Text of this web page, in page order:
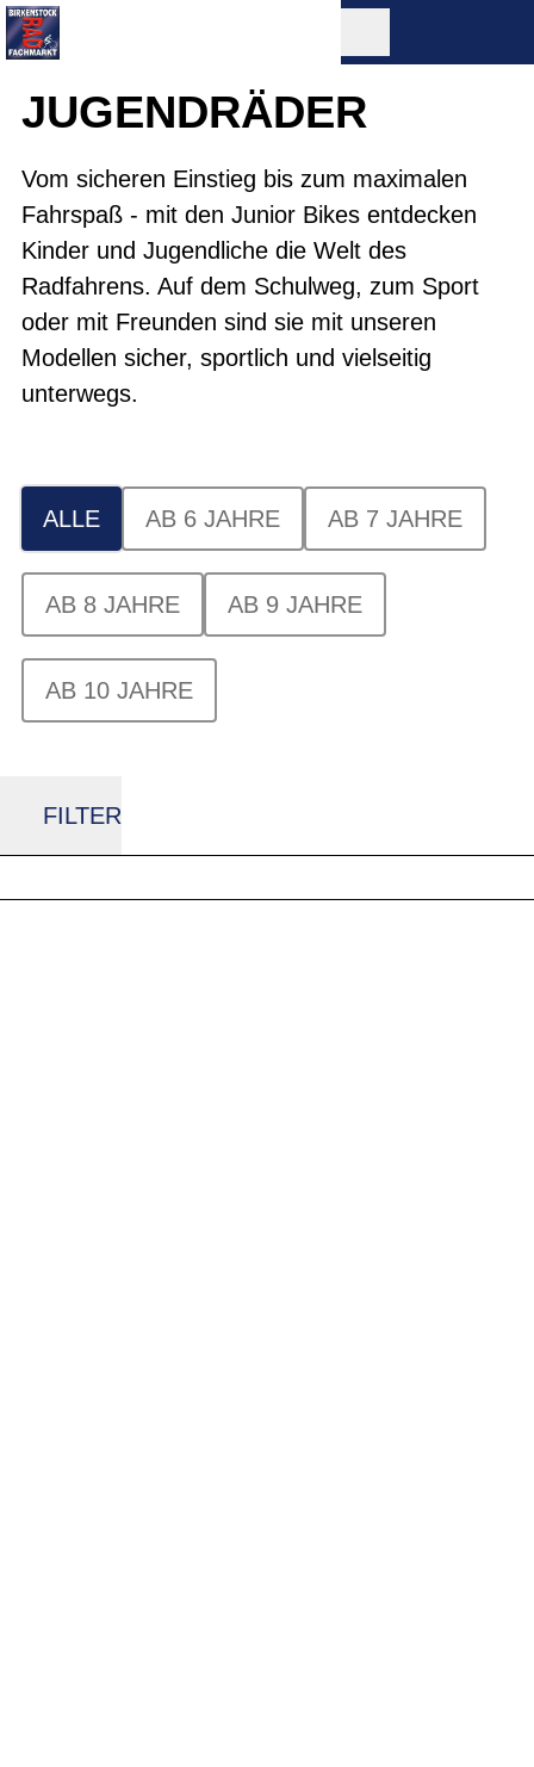
JUGENDRÄDER
Vom sicheren Einstieg bis zum maximalen
Fahrspaß - mit den Junior Bikes entdecken
Kinder und Jugendliche die Welt des
Radfahrens. Auf dem Schulweg, zum Sport
oder mit Freunden sind sie mit unseren
Modellen sicher, sportlich und vielseitig
unterwegs.
ALLE AB 6 JAHRE AB 7 JAHRE
AB 8 JAHRE AB 9 JAHRE
AB 10 JAHRE
FILTER